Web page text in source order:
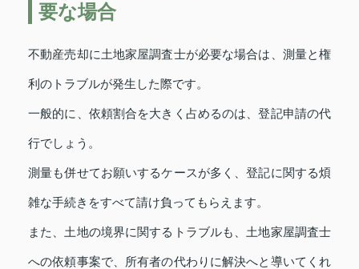
要な場合
不動産売却に土地家屋調査士が必要な場合は、測量と権
利のトラブルが発生した際です。
一般的に、依頼割合を大きく占めるのは、登記申請の代
行でしょう。
測量も併せてお願いするケースが多く、登記に関する煩
雑な手続きをすべて請け負ってもらえます。
また、土地の境界に関するトラブルも、土地家屋調査士
への依頼事案で、所有者の代わりに解決へと導いてくれ